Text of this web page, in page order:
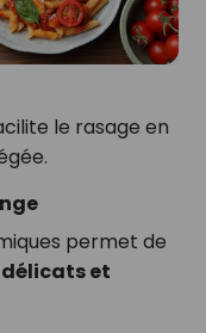
le rasage en
permet de
et